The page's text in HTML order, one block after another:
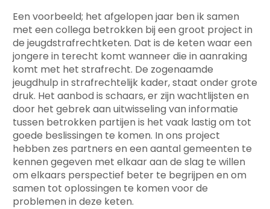
Een voorbeeld; het afgelopen jaar ben ik samen
met een collega betrokken bij een groot project in
de jeugdstrafrechtketen. Dat is de keten waar een
jongere in terecht komt wanneer die in aanraking
komt met het strafrecht. De zogenaamde
jeugdhulp in strafrechtelijk kader, staat onder grote
druk. Het aanbod is schaars, er zijn wachtlijsten en
door het gebrek aan uitwisseling van informatie
tussen betrokken partijen is het vaak lastig om tot
goede beslissingen te komen. In ons project
hebben zes partners en een aantal gemeenten te
kennen gegeven met elkaar aan de slag te willen
om elkaars perspectief beter te begrijpen en om
samen tot oplossingen te komen voor de
problemen in deze keten.